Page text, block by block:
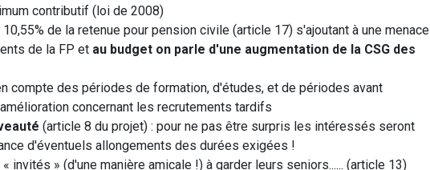
contributif (loi de 2008)
de la retenue pour pension civile (article 17) s'ajoutant à une menace
de la FP et au budget on parle d'une augmentation de la CSG des
compte des périodes de formation, d'études, et de périodes avant
concernant les recrutements tardifs
(article 8 du projet) : pour ne pas être surpris les intéressés seront
d'éventuels allongements des durées exigées !
invités » (d'une manière amicale !) à garder leurs seniors...... (article 13)